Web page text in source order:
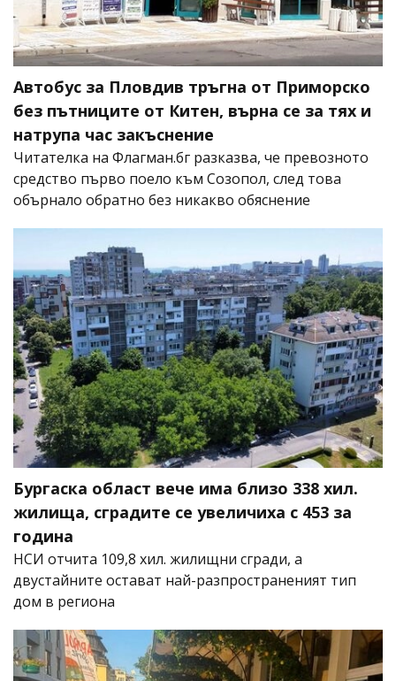
Автобус за Пловдив тръгна от Приморско
без пътниците от Китен, върна се за тях и
натрупа час закъснение
Читателка на Флагман.бг разказва, че превозното
средство първо поело към Созопол, след това
обърнало обратно без никакво обяснение
Бургаска област вече има близо 338 хил.
жилища, сградите се увеличиха с 453 за
година
НСИ отчита 109,8 хил. жилищни сгради, а
двустайните остават най-разпространеният тип
дом в региона